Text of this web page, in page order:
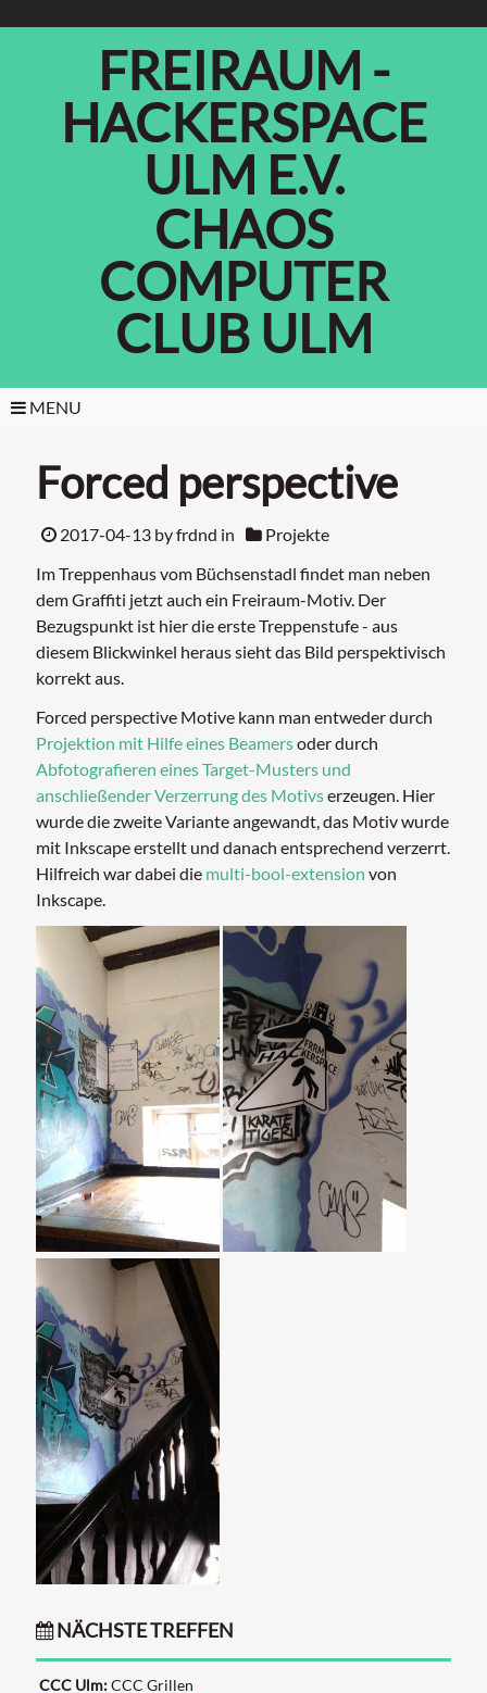
FREIRAUM -
HACKERSPACE
ULM E.V.
CHAOS
COMPUTER
CLUB ULM
MENU
Forced perspective
2017-04-13 by frdnd in
Projekte
Im Treppenhaus vom Büchsenstadl findet man neben
dem Graffiti jetzt auch ein Freiraum-Motiv. Der
Bezugspunkt ist hier die erste Treppenstufe - aus
diesem Blickwinkel heraus sieht das Bild perspektivisch
korrekt aus.
Forced perspective Motive kann man entweder durch
Projektion mit Hilfe eines Beamersoder durch
Abfotografieren eines Target-Musters und
anschließender Verzerrung des Motivserzeugen. Hier
wurde die zweite Variante angewandt, das Motiv wurde
mit Inkscape erstellt und danach entsprechend verzerrt.
Hilfreich war dabei die multi-bool-extension von
Inkscape.
NÄCHSTE TREFFEN
CCC Ulm:CCC Grillen